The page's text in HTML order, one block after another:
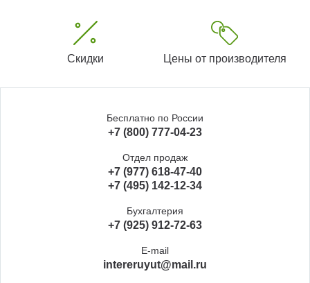
Скидки Цены от производителя
Бесплатно по России
+7 (800) 777-04-23
Отдел продаж
+7 (977) 618-47-40
+7 (495) 142-12-34
Бухгалтерия
+7 (925) 912-72-63
E-mail
intereruyut@mail.ru